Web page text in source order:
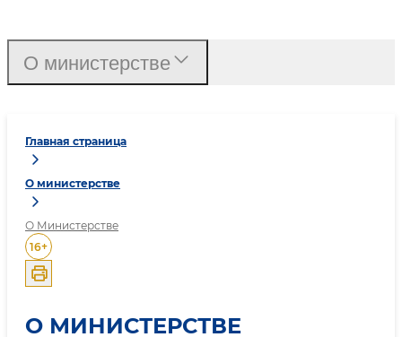
Главная страница
О министерстве
О Министерстве
16+
О МИНИСТЕРСТВЕ
О министерстве